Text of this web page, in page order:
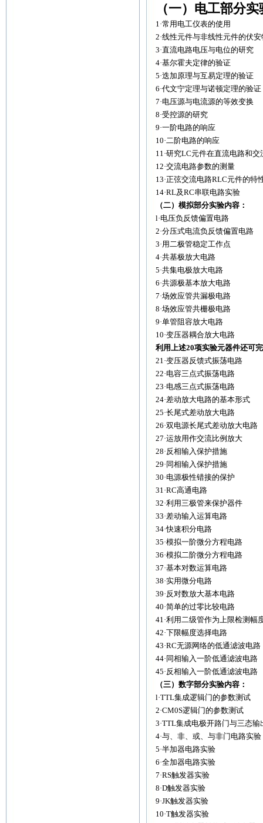
（一）电工部分
1·常用电工仪表的使用
2·线性元件与非线性元件的伏
3·直流电路电压与电位的研究
4·基尔霍夫定律的验证
5·迭加原理与互易定理的验证
6·代文宁定理与诺顿定理的验证
7·电压源与电流源的等效变换
8·受控源的研究
9·一阶电路的响应
10·二阶电路的响应
11·研究LC元件在直流电路和
12·交流电路参数的测量
13·正弦交流电路RLC元件的特
14·RL及RC串联电路实验
（二）模拟部分实验内容：
l·电压负反馈偏置电路
2·分压式电流负反馈偏置电路
3·用二极管稳定工作点
4·共基极放大电路
5·共集电极放大电路
6·共源极基本放大电路
7·场效应管共漏极电路
8·场效应管共栅极电路
9·单管阻容放大电路
10·变压器耦合放大电路
利用上述20项实验元器件还可
21·变压器反馈式振荡电路
22·电容三点式振荡电路
23·电感三点式振荡电路
24·差动放大电路的基本形式
25·长尾式差动放大电路
26·双电源长尾式差动放大电路
27·运放用作交流比例放大
28·反相输入保护措施
29·同相输入保护措施
30·电源极性错接的保护
31·RC高通电路
32·利用三极管来保护器件
33·差动输入运算电路
34·快速积分电路
35·模拟一阶微分方程电路
36·模拟二阶微分方程电路
37·基本对数运算电路
38·实用微分电路
39·反对数放大基本电路
40·简单的过零比较电路
41·利用二级管作为上限检测幅
42·下限幅度选择电路
43·RC无源网络的低通滤波电路
44·同相输入一阶低通滤波电路
45·反相输入一阶低通滤波电路
（三）数字部分实验内容：
l·TTL集成逻辑门的参数测试
2·CM0S逻辑门的参数测试
3·TTL集成电极开路门与三态输
4·与、非、或、与非门电路实验
5·半加器电路实验
6·全加器电路实验
7·RS触发器实验
8·D触发器实验
9·JK触发器实验
10·T触发器实验